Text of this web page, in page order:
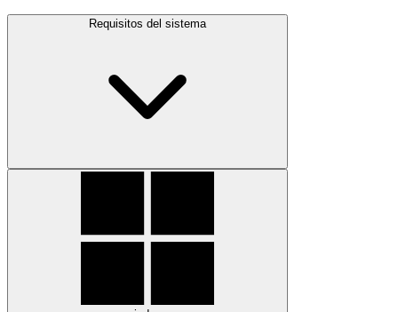
Requisitos del sistema